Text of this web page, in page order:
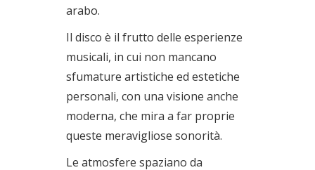
arabo.
Il disco è il frutto delle esperienze
musicali, in cui non mancano
sfumature artistiche ed estetiche
personali, con una visione anche
moderna, che mira a far proprie
queste meravigliose sonorità.
Le atmosfere spaziano da